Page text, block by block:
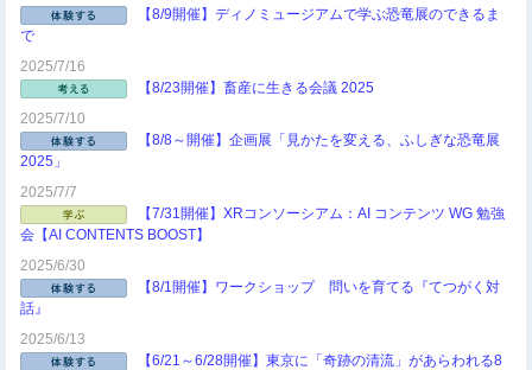
【8/9開催】ディノミュージアムで学ぶ恐竜展のできるま
で
2025/7/16
【8/23開催】畜産に生きる会議 2025
2025/7/10
【8/8～開催】企画展「見かたを変える、ふしぎな恐竜展
2025」
2025/7/7
【7/31開催】XRコンソーシアム：AI コンテンツ WG 勉強
会【AI CONTENTS BOOST】
2025/6/30
【8/1開催】ワークショップ 問いを育てる『てつがく対
話』
2025/6/13
【6/21～6/28開催】東京に「奇跡の清流」があらわれる8